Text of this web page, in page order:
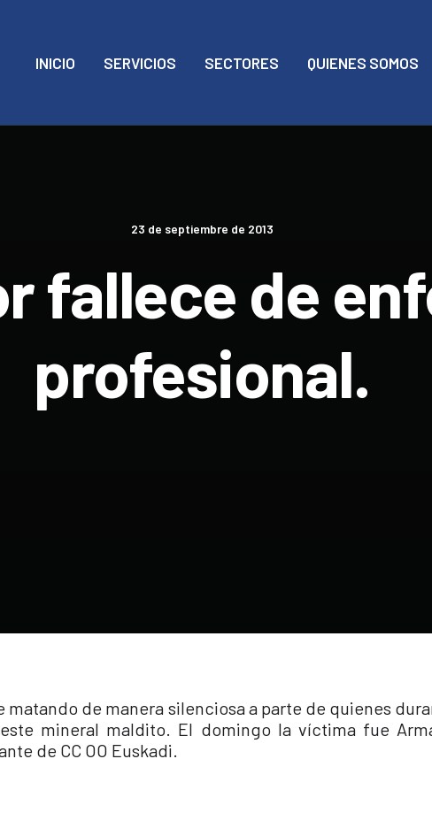
INICIO SERVICIOS SECTORES QUIENES SOMOS
23 de septiembre de 2013
fallece de
profesional.
matando de manera silenciosa a parte de quienes
mineral maldito. El domingo la víctima fue
de CC OO Euskadi.